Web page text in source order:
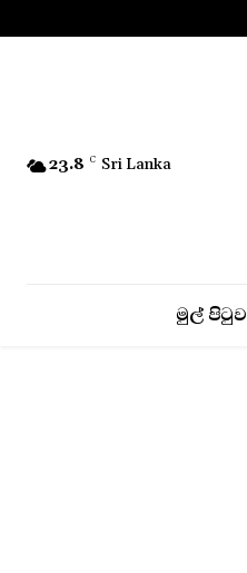
23.8 C Sri Lanka
මුල් පිටුව